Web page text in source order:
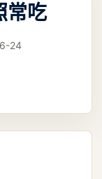
常吃
24